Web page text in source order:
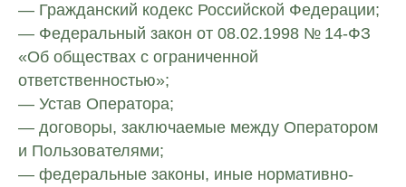
— Гражданский кодекс Российской Федерации;
— Федеральный закон от 08.02.1998 № 14-ФЗ
«Об обществах с ограниченной
ответственностью»;
— Устав Оператора;
— договоры, заключаемые между Оператором
и Пользователями;
— федеральные законы, иные нормативно-